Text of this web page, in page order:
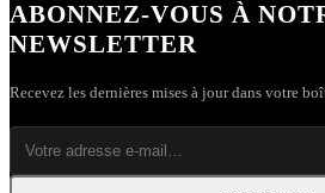
ABONNEZ-VOUS À
NEWSLETTER
Recevez les dernières mises à jour dans votre